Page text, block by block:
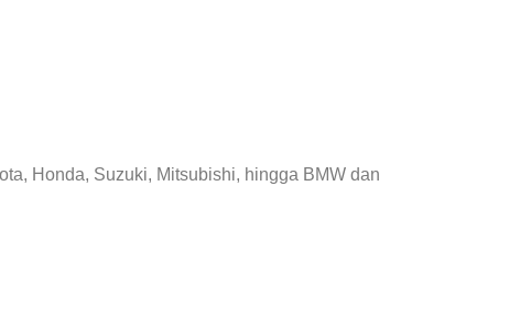
Honda, Suzuki, Mitsubishi, hingga BMW dan